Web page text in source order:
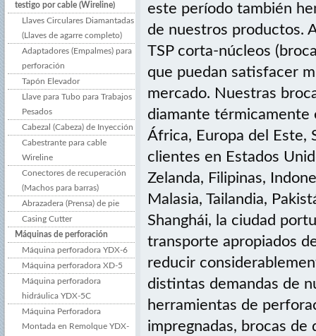
testigo por cable (Wireline)
Llaves Circulares Diamantadas
(Llaves de agarre completo)
Adaptadores (Empalmes) para
perforación
Tapón Elevador
Llave para Tubo para Trabajos
Pesados
Cabezal (Cabeza) de Inyección
Cabestrante para cable
Wireline
Conectores de recuperación
(Machos para barras)
Abrazadera (Prensa) de pie
Casing Cutter
Máquinas de perforación
Máquina perforadora YDX-6
Máquina perforadora XD-5
Máquina perforadora
hidráulica YDX-5C
Máquina Perforadora
Montada en Remolque YDX-
este período también
de nuestros productos.
TSP corta-núcleos
que puedan satisfacer
mercado. Nuestras
diamante térmicamente
África, Europa del Este,
clientes en Estados
Zelanda, Filipinas,
Malasia, Tailandia,
Shanghái, la ciudad
transporte apropiados
reducir
distintas demandas de
herramientas de
impregnadas, brocas de